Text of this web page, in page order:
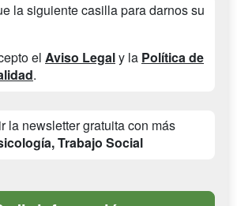
la siguiente casilla para darnos su
el Aviso Legaly la Política de
.
la newsletter gratuita con más
Trabajo Social